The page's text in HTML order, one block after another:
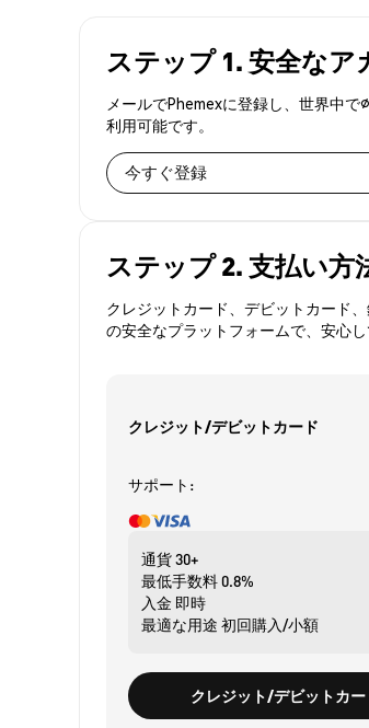
ステップ 1. 安全なア
メールでPhemexに登録し、世界中
利用可能です。
今すぐ登録
ステップ 2. 支払い方
クレジットカード、デビットカード
の安全なプラットフォームで、安心し
クレジット/デビットカード
サポート:
通貨30+
最低手数料0.8%
入金 即時
最適な用途 初回購入/小額
クレジット/デビットカー